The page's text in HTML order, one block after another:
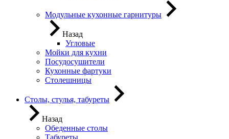
Модульные кухонные гарнитуры
Назад
Угловые
Мойки для кухни
Посудосушители
Кухонные фартуки
Столешницы
Столы, стулья, табуреты
Назад
Обеденные столы
Табуреты